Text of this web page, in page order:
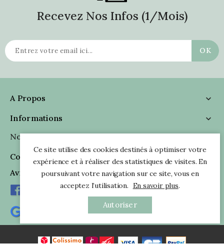
Recevez Nos Infos (1/mois)
A Propos

Informations

Nous Suivre

Coordonnées
Avis Clients
Ce site utilise des cookies destinés à optimiser votre
expérience et à réaliser des statistiques de visites. En
poursuivant votre navigation sur ce site, vous en
acceptez l’utilisation. En savoir plus.
Autoriser